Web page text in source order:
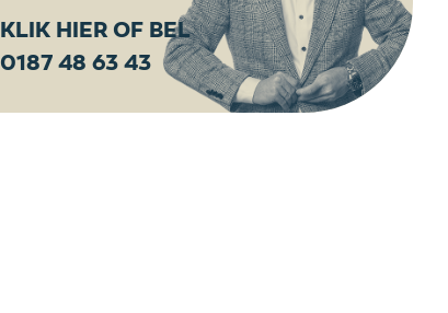
KLIK HIER OF BEL
0187 48 63 43